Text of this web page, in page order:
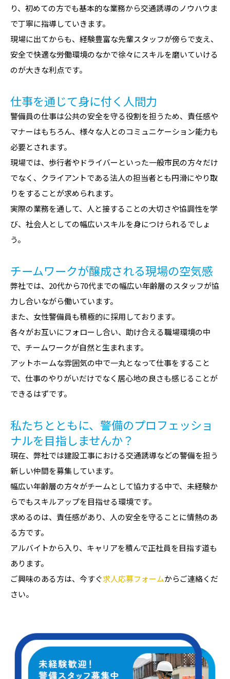
り、初めての方でも基本的な業務から交通誘導のノウハウま
で丁寧に指導していきます。
現場に出てからも、経験豊富な先輩スタッフが傍らで支え、
安全で快適な労働環境のなかで徐々にスキルを磨いていける
のが大きな利点です。
仕事を通じて身に付く人間力
警備員の仕事は公共の安全を守る役割を担うため、責任感や
マナーはもちろん、様々な人とのコミュニケーション能力も
必要とされます。
現場では、歩行者やドライバーといった一般市民の方々だけ
でなく、クライアントである法人の担当者とも円滑にやり取
りをすることが求められます。
実際の業務を通して、人と接することの大切さや協調性を学
び、社会人としての幅広いスキルを身につけられるでしょ
う。
チームワークが醸成される現場の空気感
弊社では、20代から70代までの幅広い年齢層のスタッフが協
力し合いながら働いています。
また、女性警備員も積極的に採用しております。
各々がお互いにフォローし合い、助け合える職場環境の中
で、チームワークが自然と生まれます。
アットホームな雰囲気の中で一丸となって仕事をすること
で、仕事のやりがいだけでなく居心地の良さも感じることが
できるはずです。
私たちとともに、警備のプロフェッショ
ナルを目指しませんか？
現在、弊社では建設工事における交通誘導などの警備を担う
新しい仲間を募集しています。
幅広い年齢層の方々がチームとして協力する中で、未経験か
らでもスキルアップを目指せる環境です。
求めるのは、責任感があり、人の安全を守ることに情熱のあ
る方です。
アルバイトから入り、キャリアを積んで正社員を目指す道も
あります。
ご興味のある方は、今すぐ求人応募フォームからご連絡くだ
さい。